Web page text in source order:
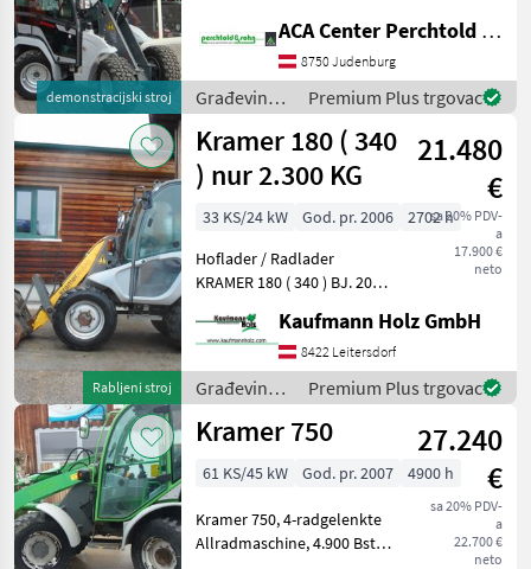
demonstracijski stroj
Laststabilisator +
Niedrigkabine + Kabine mit
Heizung + Radio Bluetooth
+ mechanisch gefederter Sit
ACA Center Perchtold - Perchtold & Sohn GmbH
8750 Judenburg
Građevinski
strojevi /
Kramer
Premium Plus trgovac
Rabljeni stroj
Kramer 180 ( 340
) nur 2.300 KG
21.480
€
sa 20% PDV-
a
17.900 €
neto
33 KS/24 kW God. pr. 2006
2702 h
Hoflader / Radlader
KRAMER 180 ( 340 ) BJ. 2006
5 KW nur 2.300 KG - incl.
Schnellwechsler
Kaufmann Holz GmbH
8422 Leitersdorf
Građevinski
strojevi /
Kramer
Premium Plus trgovac
Kramer 750
27.240
€
sa 20% PDV-
a
22.700 €
neto
61 KS/45 kW God. pr. 2007 4900 h
Kramer 750, 4-radgelenkte
Allradmaschine, 4.900 Bstd.,